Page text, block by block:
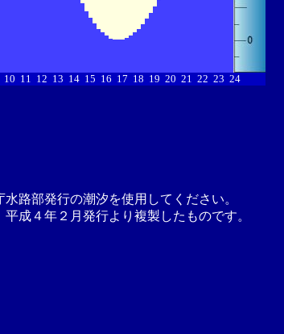
10 11 12 13 14 15 16 17 18 19 20 21 22 23 24
路部発行の潮汐を使用してください。
成４年２月発行より複製したものです。